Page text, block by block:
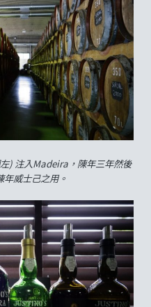
) 注入Madeira，陳年三年然後
威士己之用。